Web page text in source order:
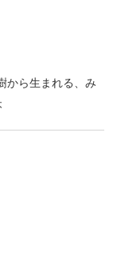
から生まれる、み